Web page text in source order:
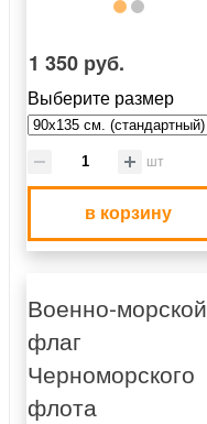
1 350 руб.
Выберите размер
шт
в корзину
Военно-морской
флаг
Черноморского
флота